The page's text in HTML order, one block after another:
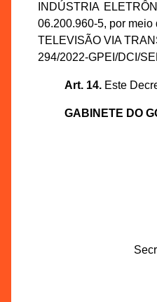
INDÚSTRIA
06.200.960-5, por
TELEVISÃO VIA
294/2022-GPEI/DCI/
Art. 14.Este
GABINETE DO